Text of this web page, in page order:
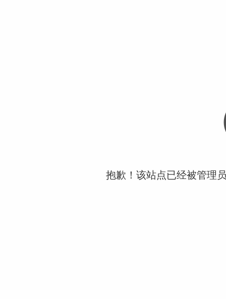
抱歉！该站点已经被管理